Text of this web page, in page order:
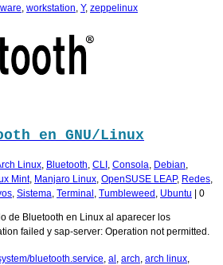
workstation Y, zeppelinux
en GNU/Linux
Linux Bluetooth CLI Consola Debian
Mint, Manjaro Linux OpenSUSE LEAP, Redes
Sistema Terminal Tumbleweed Ubuntu | 0
de Bluetooth en Linux al aparecer los
failed y sap-server: Operation not permitted.
bluetooth.service al arch arch linux